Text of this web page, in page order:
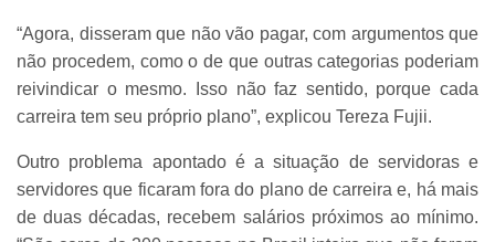
“Agora, disseram que não vão pagar, com argumentos que
não procedem, como o de que outras categorias poderiam
reivindicar o mesmo. Isso não faz sentido, porque cada
carreira tem seu próprio plano”, explicou Tereza Fujii.
Outro problema apontado é a situação de servidoras e
servidores que ficaram fora do plano de carreira e, há mais
de duas décadas, recebem salários próximos ao mínimo.